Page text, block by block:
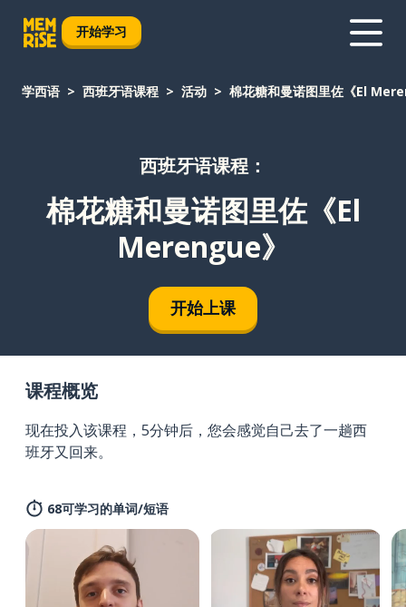
开始学习
学西语 西班牙语课程 活动 棉花糖和曼诺图里佐《El
西班牙语课程：
棉花糖和曼诺图里佐《El
Merengue》
开始上课
课程概览
现在投入该课程，5分钟后，您会感觉自己去了一趟西
班牙又回来。
68可学习的单词/短语